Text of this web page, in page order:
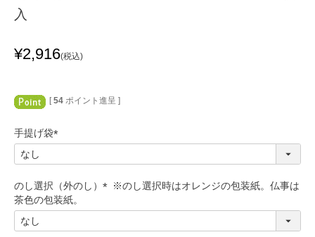
入
¥2,916 税込
[ 54 ポイント進呈 ]
手提げ袋
必
のし選択（外のし）
須